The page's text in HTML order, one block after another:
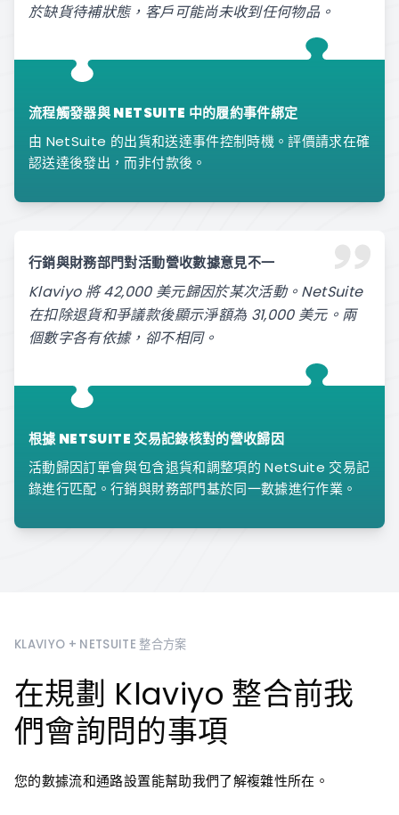
於缺貨待補狀態，客戶可能尚未收到任何物品。
流程觸發器與 NETSUITE 中的履約事件綁定
由 NetSuite 的出貨和送達事件控制時機。評價請求在確
認送達後發出，而非付款後。
行銷與財務部門對活動營收數據意見不一
Klaviyo 將 42,000 美元歸因於某次活動。NetSuite
在扣除退貨和爭議款後顯示淨額為 31,000 美元。兩
個數字各有依據，卻不相同。
根據 NETSUITE 交易記錄核對的營收歸因
活動歸因訂單會與包含退貨和調整項的 NetSuite 交易記
錄進行匹配。行銷與財務部門基於同一數據進行作業。
KLAVIYO + NETSUITE 整合方案
在規劃 Klaviyo 整合前我
們會詢問的事項
您的數據流和通路設置能幫助我們了解複雜性所在。